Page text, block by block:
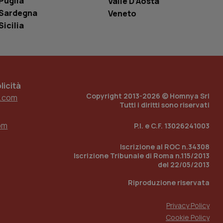
Veneto
Copyright 2013-2026 © Homnya Srl
Tutti i diritti sono riservati
P.I. e C.F. 13026241003
Iscrizione al ROC n.34308
Iscrizione Tribunale di Roma n.115/2013
del 22/05/2013
Riproduzione riservata
Privacy Policy
Cookie Policy
il sito, ma un
di accesso per
per mantenere
traccia
incorporati
di